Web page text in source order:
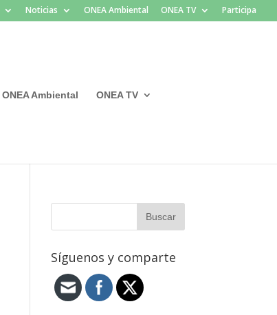
Noticias ONEA Ambiental ONEA TV Participa
ONEA Ambiental ONEA TV
Síguenos y comparte